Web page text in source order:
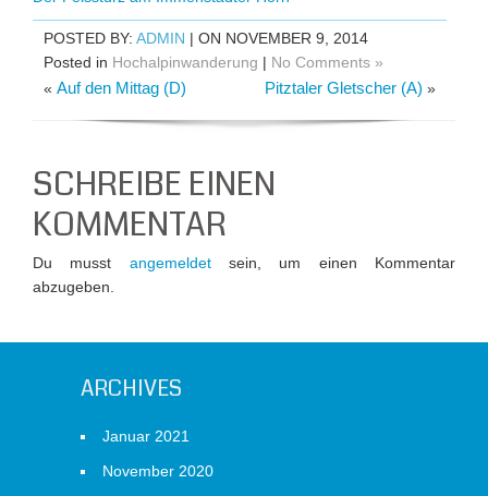
POSTED BY: ADMIN | ON NOVEMBER 9, 2014
Posted in Hochalpinwanderung | No Comments »
« Auf den Mittag (D) Pitztaler Gletscher (A) »
SCHREIBE EINEN
KOMMENTAR
Du musst angemeldetsein, um einen Kommentar
abzugeben.
ARCHIVES
Januar 2021
November 2020